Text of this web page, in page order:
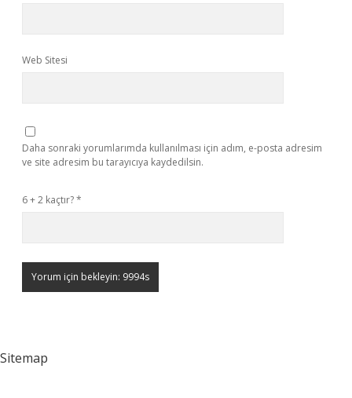
Web Sitesi
Daha sonraki yorumlarımda kullanılması için adım, e-posta adresim
ve site adresim bu tarayıcıya kaydedilsin.
6 + 2 kaçtır?*
Sitemap